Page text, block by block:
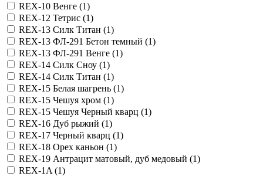
REX-10 Венге (1)
REX-12 Тетрис (1)
REX-13 Силк Титан (1)
REX-13 ФЛ-291 Бетон темный (1)
REX-13 ФЛ-291 Венге (1)
REX-14 Силк Сноу (1)
REX-14 Силк Титан (1)
REX-15 Белая шагрень (1)
REX-15 Чешуя хром (1)
REX-15 Чешуя Черный кварц (1)
REX-16 Дуб рыжий (1)
REX-17 Черный кварц (1)
REX-18 Орех каньон (1)
REX-19 Антрацит матовый, дуб медовый (1)
REX-1A (1)